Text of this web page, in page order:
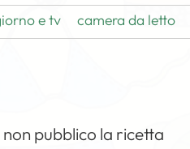
e tv camera da letto
pubblico la ricetta